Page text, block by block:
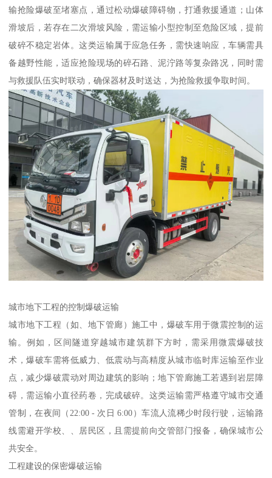
输抢险爆破至堵塞点，通过松动爆破障碍物，打通救援通道；山体
滑坡后，若存在二次滑坡风险，需运输小型控制至危险区域，提前
破碎不稳定岩体。这类运输属于应急任务，需快速响应，车辆需具
备越野性能，适应抢险现场的碎石路、泥泞路等复杂路况，同时需
与救援队伍实时联动，确保器材及时送达，为抢险救援争取时间。
城市地下工程的控制爆破运输​
城市地下工程（如、地下管廊）施工中，爆破车用于微震控制的运
输。例如，区间隧道穿越城市建筑群下方时，需采用微震爆破技
术，爆破车需将低威力、低震动与高精度从城市临时库运输至作业
点，减少爆破震动对周边建筑的影响；地下管廊施工若遇到岩层障
碍，需运输小直径药卷，完成破碎。这类运输需严格遵守城市交通
管制，在夜间（22:00 - 次日 6:00）车流人流稀少时段行驶，运输路
线需避开学校、、居民区，且需提前向交管部门报备，确保城市公
共安全。​
工程建设的保密爆破运输​